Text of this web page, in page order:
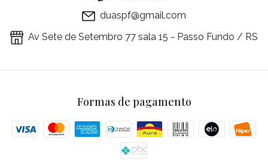
duaspf@gmail.com
Av Sete de Setembro 77 sala 15 - Passo Fundo / RS
Formas de pagamento